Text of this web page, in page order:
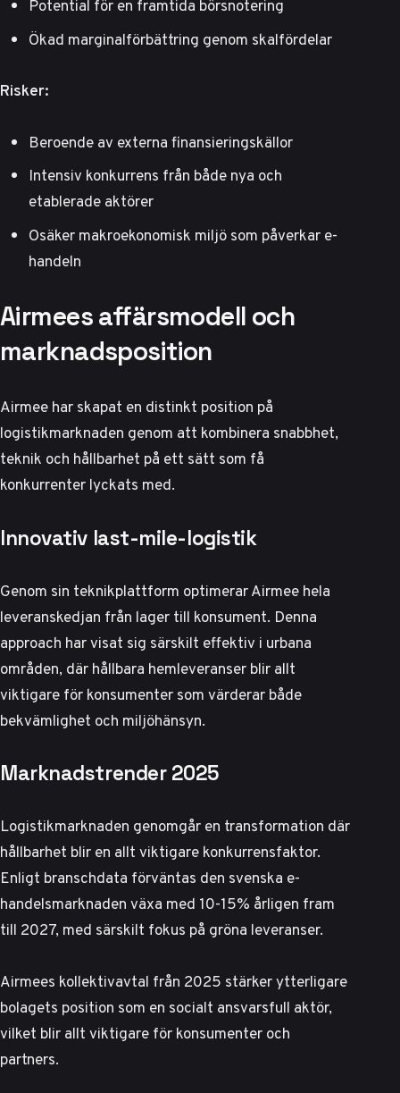
Potential för en framtida börsnotering
Ökad marginalförbättring genom skalfördelar
Risker:
Beroende av externa finansieringskällor
Intensiv konkurrens från både nya och
etablerade aktörer
Osäker makroekonomisk miljö som påverkar e-
handeln
Airmees affärsmodell och
marknadsposition
Airmee har skapat en distinkt position på
logistikmarknaden genom att kombinera snabbhet,
teknik och hållbarhet på ett sätt som få
konkurrenter lyckats med.
Innovativ last-mile-logistik
Genom sin teknikplattform optimerar Airmee hela
leveranskedjan från lager till konsument. Denna
approach har visat sig särskilt effektiv i urbana
områden, därhållbara hemleveranser blir allt
viktigareför konsumenter som värderar både
bekvämlighet och miljöhänsyn.
Marknadstrender 2025
Logistikmarknaden genomgår en transformation där
hållbarhet blir en allt viktigare konkurrensfaktor.
Enligt branschdata förväntas den svenska e-
handelsmarknaden växa med 10-15% årligen fram
till 2027, med särskilt fokus på gröna leveranser.
Airmees kollektivavtal från 2025 stärker ytterligare
bolagets position som en socialt ansvarsfull aktör,
vilket blir allt viktigare för konsumenter och
partners.